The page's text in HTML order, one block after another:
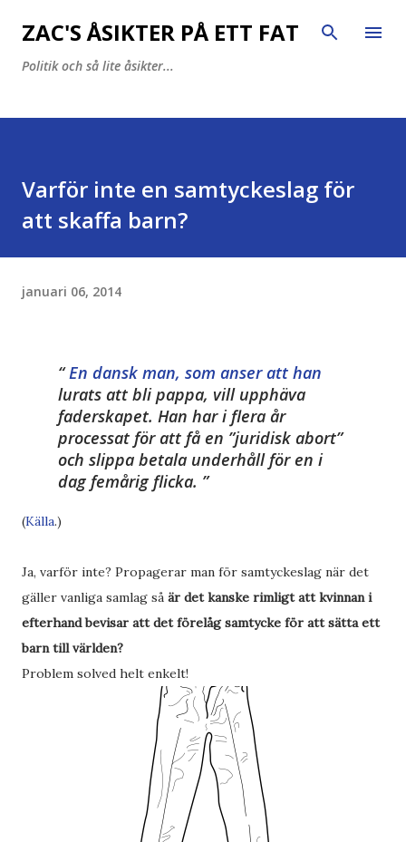
Fortsätt till huvudinnehåll
ZAC'S ÅSIKTER PÅ ETT FAT
Politik och så lite åsikter...
Varför inte en samtyckeslag för
att skaffa barn?
januari 06, 2014
En dansk man, som anser att han
lurats att bli pappa, vill upphäva
faderskapet. Han har i flera år
processat för att få en ”juridisk abort”
och slippa betala underhåll för en i
dag femårig flicka.
(Källa.)
Ja, varför inte? Propagerar man för samtyckeslag när det
gäller vanliga samlag så är det kanske rimligt att kvinnan i
efterhand bevisar att det förelåg samtycke för att sätta ett
barn till världen?
Problem solved helt enkelt!